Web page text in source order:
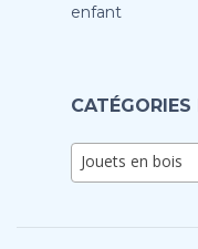
enfant
Jouets en bois